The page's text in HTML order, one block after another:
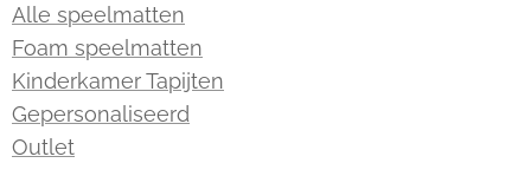
Alle speelmatten
Foam speelmatten
Kinderkamer Tapijten
Gepersonaliseerd
Outlet